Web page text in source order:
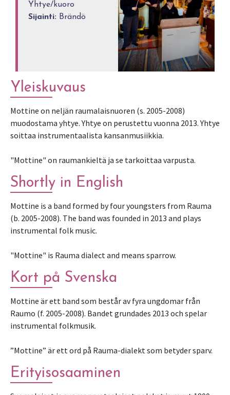
Yhtye/kuoro
Sijainti: Brändö
Yleiskuvaus
Mottine on neljän raumalaisnuoren (s. 2005-2008)
muodostama yhtye. Yhtye on perustettu vuonna 2013. Yhtye
soittaa instrumentaalista kansanmusiikkia.
"Mottine" on raumankieltä ja se tarkoittaa varpusta.
Shortly in English
Mottine is a band formed by four youngsters from Rauma
(b. 2005-2008). The band was founded in 2013 and plays
instrumental folk music.
"Mottine" is Rauma dialect and means sparrow.
Kort på Svenska
Mottine är ett band som består av fyra ungdomar från
Raumo (f. 2005-2008). Bandet grundades 2013 och spelar
instrumental folkmusik.
”Mottine” är ett ord på Rauma-dialekt som betyder sparv.
Erityisosaaminen